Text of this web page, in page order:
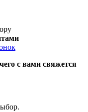
с вами свяжется